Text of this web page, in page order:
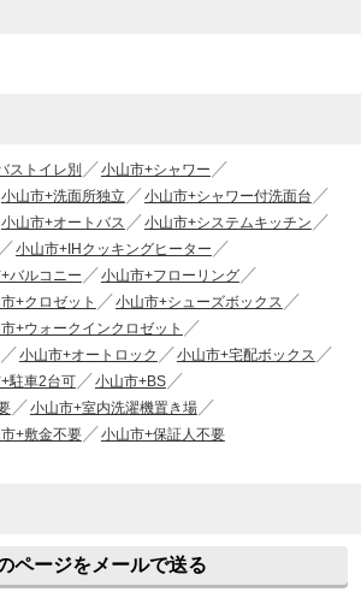
ストイレ別
小山市+シャワー
小山市+洗面所独立
小山市+シャワー付洗面台
小山市+オートバス
小山市+システムキッチン
小山市+IHクッキングヒーター
バルコニー
小山市+フローリング
+クロゼット
小山市+シューズボックス
+ウォークインクロゼット
小山市+オートロック
小山市+宅配ボックス
駐車2台可
小山市+BS
小山市+室内洗濯機置き場
+敷金不要 小山市+保証人不要
ページをメールで送る